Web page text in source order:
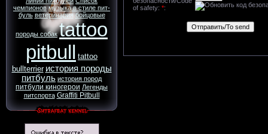
чемпионов музыка в стиле пит-
буль ветеринария бойцовые
породы собак tattoo
pitbull tattoo
bullterrier история породы
питбуль история пород
питбули киногерои Легенды
питспорта Graffiti Pitbull
of safety: *: